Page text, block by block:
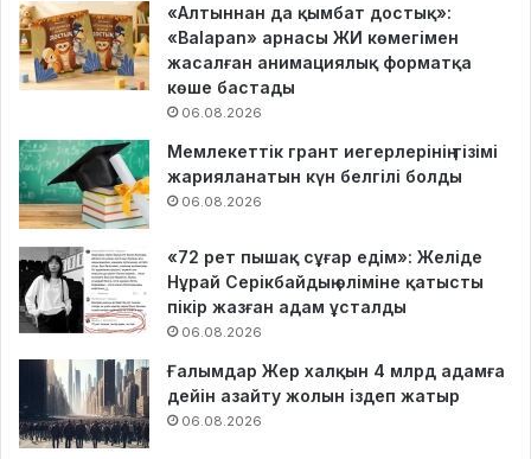
«Алтыннан да қымбат достық»:
«Balapan» арнасы ЖИ көмегімен
жасалған анимациялық форматқа
көше бастады
06.08.2026
Мемлекеттік грант иегерлерінің тізімі
жарияланатын күн белгілі болды
06.08.2026
«72 рет пышақ сұғар едім»: Желіде
Нұрай Серікбайдың өліміне қатысты
пікір жазған адам ұсталды
06.08.2026
Ғалымдар Жер халқын 4 млрд адамға
дейін азайту жолын іздеп жатыр
06.08.2026